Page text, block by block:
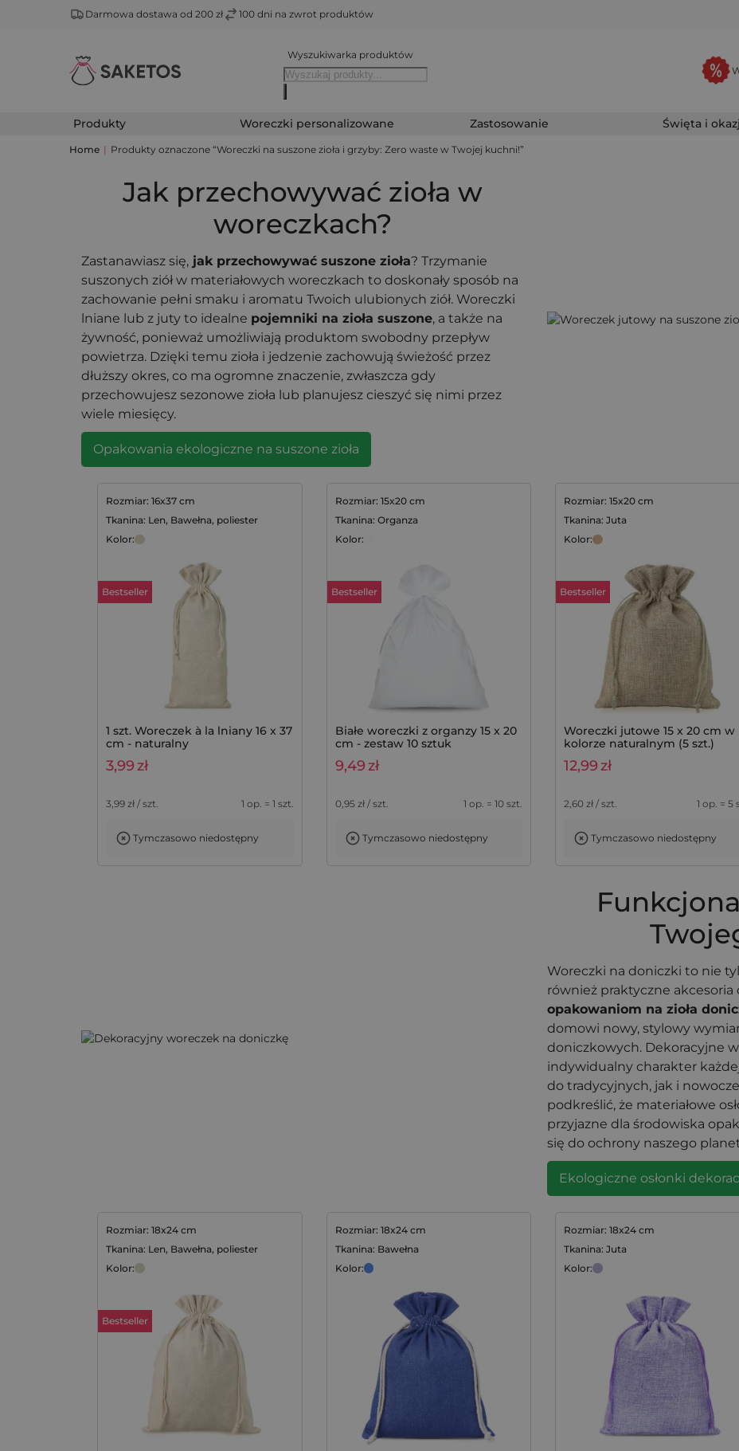
Darmowa dostawa od 200 zł 100 dni na zwrot produktów
Wyszukiwarka produktów
Produkty Woreczki personalizowane Zastosowanie Święta i
Home | Produkty oznaczone “Woreczki na suszone zioła i grzyby: Zero waste w Twojej kuchni!”
Jak przechowywać zioła w
woreczkach?
Zastanawiasz się, jak przechowywać suszone zioła? Trzymanie
suszonych ziół w materiałowych woreczkach to doskonały sposób na
zachowanie pełni smaku i aromatu Twoich ulubionych ziół. Woreczki
lniane lub z juty to idealne pojemniki na zioła suszone, a także na
żywność, ponieważ umożliwiają produktom swobodny przepływ
powietrza. Dzięki temu zioła i jedzenie zachowują świeżość przez
dłuższy okres, co ma ogromne znaczenie, zwłaszcza gdy
przechowujesz sezonowe zioła lub planujesz cieszyć się nimi przez
wiele miesięcy.
Opakowania ekologiczne na suszone zioła
Rozmiar: 16x37 cm
Tkanina: Len, Bawełna, poliester
Kolor:
Bestseller
1 szt. Woreczek à la lniany 16 x 37
cm - naturalny
3,99zł
3,99 zł / szt. 1 op. = 1 szt.
Tymczasowo niedostępny
Rozmiar: 15x20 cm
Tkanina: Organza
Kolor:
Bestseller
Białe woreczki z organzy 15 x 20
cm - zestaw 10 sztuk
9,49zł
0,95 zł / szt. 1 op. = 10 szt.
Tymczasowo niedostępny
Rozmiar: 15x20 cm
Tkanina: Juta
Kolor:
Bestseller
Woreczki jutowe 15 x 20 cm w
kolorze naturalnym (5 szt.)
12,99zł
2,60 zł / szt. 1 op. = 5
Tymczasowo niedostępny
Dodaj do koszyka
Woreczki na doniczki to nie
również praktyczne
opakowaniom na zioła
domowi nowy, stylowy
doniczkowych. Dekoracyjne
indywidualny charakter
do tradycyjnych, jak i
podkreślić, że materiałowe
przyjazne dla środowiska
się do ochrony naszego
Ekologiczne osłonki
Rozmiar: 18x24 cm
Tkanina: Len, Bawełna, poliester
Kolor:
Bestseller
Rozmiar: 18x24 cm
Tkanina: Bawełna
Kolor:
Rozmiar: 18x24 cm
Tkanina: Juta
Kolor: